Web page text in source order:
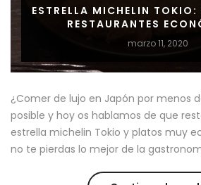
ESTRELLA MICHELIN TOKIO:
RESTAURANTES
marzo 11, 2020
¿Comer de lujo en Japón por menos
posible y hoy os hablamos de que
estrella michelin Tokio y platos muy
no te pierdas lo mejor de la